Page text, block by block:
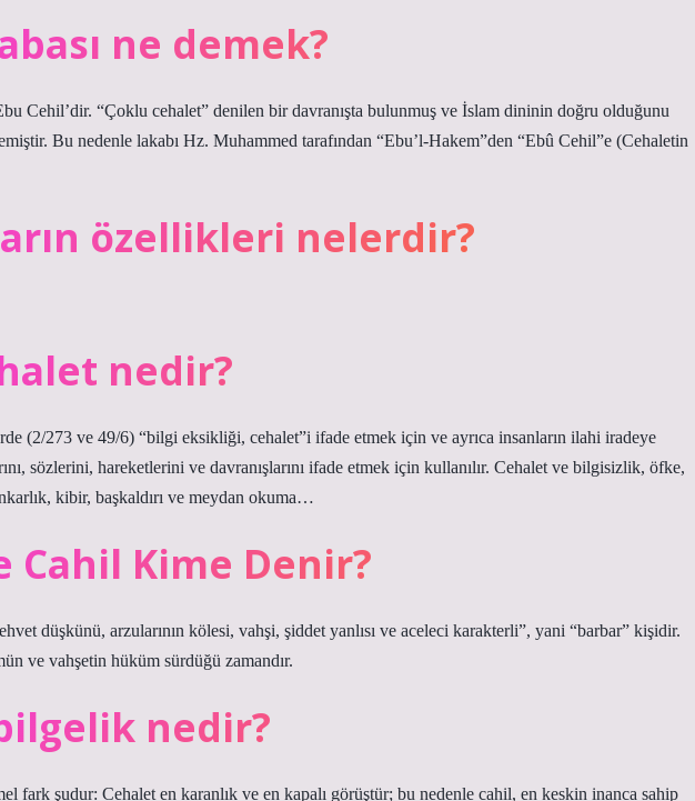
ne demek?
Cehil’dir. “Çoklu cehalet” denilen bir davranışta bulunmuş ve İslam dininin doğru olduğunu
Bu nedenle lakabı Hz. Muhammed tarafından “Ebu’l-Hakem”den “Ebû Cehil”e (Cehaletin
özellikleri nelerdir?
nedir?
(2/273 ve 49/6) “bilgi eksikliği, cehalet”i ifade etmek için ve ayrıca insanların ilahi iradeye
sözlerini, hareketlerini ve davranışlarını ifade etmek için kullanılır. Cehalet ve bilgisizlik, öfke,
kibir, başkaldırı ve meydan okuma…
Cahil Kime Denir?
düşkünü, arzularının kölesi, vahşi, şiddet yanlısı ve aceleci karakterli”, yani “barbar” kişidir.
ve vahşetin hüküm sürdüğü zamandır.
nedir?
fark şudur: Cehalet en karanlık ve en kapalı görüştür; bu nedenle cahil, en keskin inanca sahip